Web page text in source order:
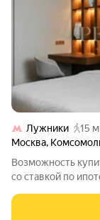
Лужники
15
Москва,
Возможность
со ставкой по
ЖК «КАМЕЛОТ»,